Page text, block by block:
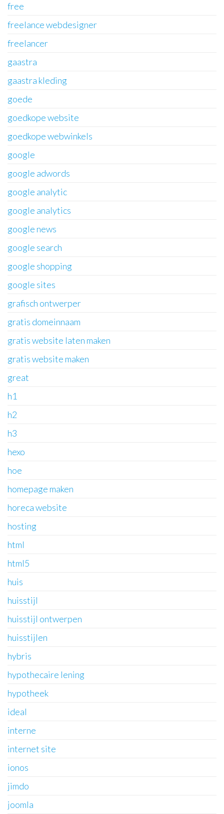
free
freelance webdesigner
freelancer
gaastra
gaastra kleding
goede
goedkope website
goedkope webwinkels
google
google adwords
google analytic
google analytics
google news
google search
google shopping
google sites
grafisch ontwerper
gratis domeinnaam
gratis website laten maken
gratis website maken
great
h1
h2
h3
hexo
hoe
homepage maken
horeca website
hosting
html
html5
huis
huisstijl
huisstijl ontwerpen
huisstijlen
hybris
hypothecaire lening
hypotheek
ideal
interne
internet site
ionos
jimdo
joomla